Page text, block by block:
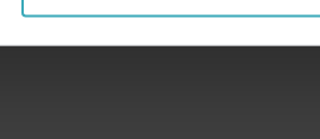
als klassieke interieurs, met het